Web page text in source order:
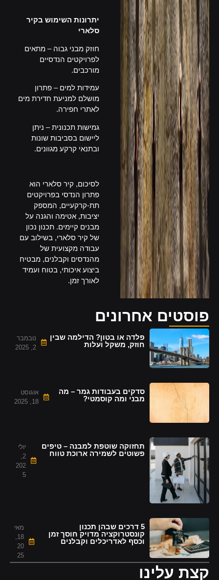
פוסטים אחרונים
פלדה או בטון? הדילמה שבין
חוזק, משקל ועלות
נובמבר
2, 2025
סדקים בעבודות גמר – מה
מבני ומה קוסמטי?
אוגוסט
18, 2025
תחזוקה שוטפת למבנה – טיפים
פשוטים לשמירה ארוכת טווח
יולי
202
5
5 דרכים שבהן תכנון
קונסטרוקציה מדויק חוסך זמן
וכסף לאדריכלים וקבלנים
מאי
18,
20
25
קצת עלינו
יתרונות השימוש בקיר
סלארי
חוזק מבני גבוה – מתאים
לפרויקטים הנדסיים
מורכבים.
עמידות למים – פתרון
מושלם למניעת חדירת מים
לאתרי חפירה.
גמישות תכנונית – ניתן
ליישום בסביבות שונות
ובתנאי קרקע מגוונים.
לסיכום, קיר סלארי הוא
פתרון הנדסי בפרויקטים
תת-קרקעיים, המספק
יציבות, אטימה והגנה על
מבנים קיימים. תכנון נכון
של קיר סלארי, בשילוב עם
עבודה מקצועית של
מהנדסים וקבלנים, מבטיח
ביצוע איכותי, בטוח ועמיד
לאורך זמן.